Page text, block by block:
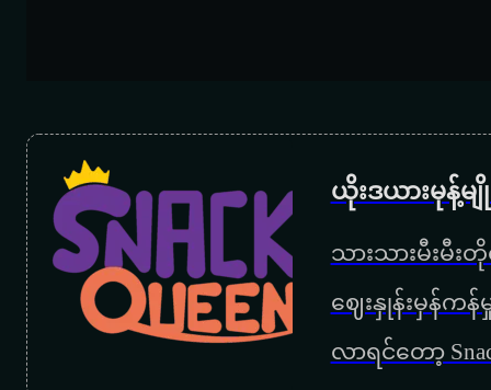
ယိုးဒယားမုန့်
သားသားမီးမီး
ဈေးနှုန်းမှန်က
လာရင်တော့